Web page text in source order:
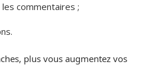
commentaires ;
plus vous augmentez vos